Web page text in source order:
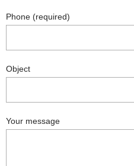
Phone (required)
Object
Your message